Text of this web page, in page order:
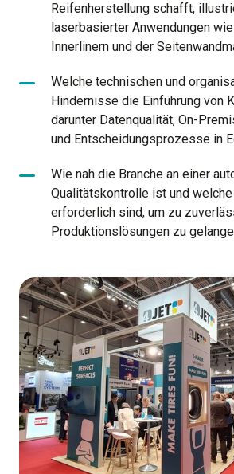
Reifenherstellung schafft,
laserbasierter Anwendungen
Innerlinern und der
Welche technischen und
Hindernisse die Einführung von
darunter Datenqualität, On-
und Entscheidungsprozesse in
Wie nah die Branche an einer
Qualitätskontrolle ist und
erforderlich sind, um zu
Produktionslösungen zu